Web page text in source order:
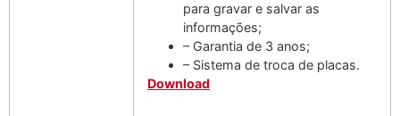
para gravar e salvar as
informações;
– Garantia de 3 anos;
– Sistema de troca de placas.
Download